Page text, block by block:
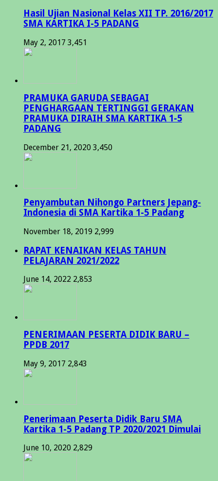
Hasil Ujian Nasional Kelas XII TP. 2016/2017
SMA KARTIKA I-5 PADANG
May 2, 2017 3,451
PRAMUKA GARUDA SEBAGAI
PENGHARGAAN TERTINGGI GERAKAN
PRAMUKA DIRAIH SMA KARTIKA 1-5
PADANG
December 21, 2020 3,450
Penyambutan Nihongo Partners Jepang-
Indonesia di SMA Kartika 1-5 Padang
November 18, 2019 2,999
RAPAT KENAIKAN KELAS TAHUN
PELAJARAN 2021/2022
June 14, 2022 2,853
PENERIMAAN PESERTA DIDIK BARU –
PPDB 2017
May 9, 2017 2,843
Penerimaan Peserta Didik Baru SMA
Kartika 1-5 Padang TP 2020/2021 Dimulai
June 10, 2020 2,829